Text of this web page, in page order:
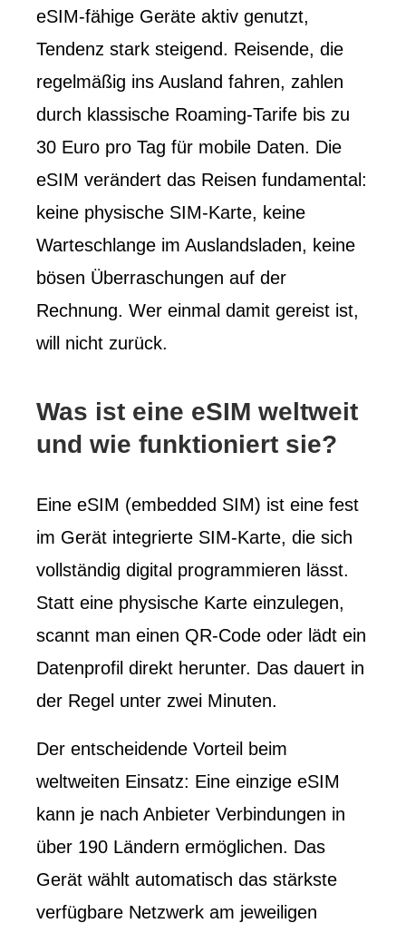
eSIM-fähige Geräte aktiv genutzt,
Tendenz stark steigend. Reisende, die
regelmäßig ins Ausland fahren, zahlen
durch klassische Roaming-Tarife bis zu
30 Euro pro Tag für mobile Daten. Die
eSIM verändert das Reisen fundamental:
keine physische SIM-Karte, keine
Warteschlange im Auslandsladen, keine
bösen Überraschungen auf der
Rechnung. Wer einmal damit gereist ist,
will nicht zurück.
Was ist eine eSIM weltweit
und wie funktioniert sie?
Eine eSIM (embedded SIM) ist eine fest
im Gerät integrierte SIM-Karte, die sich
vollständig digital programmieren lässt.
Statt eine physische Karte einzulegen,
scannt man einen QR-Code oder lädt ein
Datenprofil direkt herunter. Das dauert in
der Regel unter zwei Minuten.
Der entscheidende Vorteil beim
weltweiten Einsatz: Eine einzige eSIM
kann je nach Anbieter Verbindungen in
über 190 Ländern ermöglichen. Das
Gerät wählt automatisch das stärkste
verfügbare Netzwerk am jeweiligen